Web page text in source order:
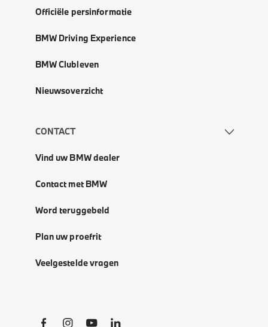
Officiële persinformatie
BMW Driving Experience
BMW Clubleven
Nieuwsoverzicht
CONTACT
Vind uw BMW dealer
Contact met BMW
Word teruggebeld
Plan uw proefrit
Veelgestelde vragen
Social Links